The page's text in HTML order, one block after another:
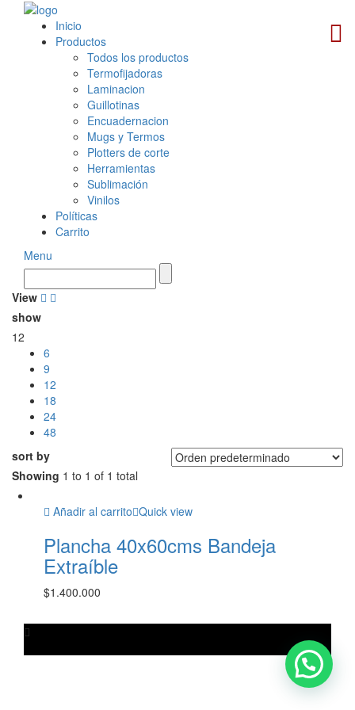
Inicio
Productos
Todos los productos
Termofijadoras
Laminacion
Guillotinas
Encuadernacion
Mugs y Termos
Plotters de corte
Herramientas
Sublimación
Vinilos
Políticas
Carrito
Menu
View
show
12
6
9
12
18
24
48
sort by
Showing 1 to 1 of 1 total
Añadir al carrito Quick view
Plancha 40x60cms Bandeja
Extraíble
$1.400.000